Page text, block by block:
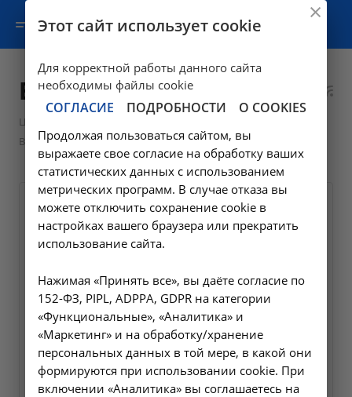
Вызов бригады СМП
Цены в Ангарске
Вызов бригады СМП
Вызов и осмотр
общепрофильной бригады
скорой медицинской
форме (свыше 10 км от
границы г.Иркутска-1 типа
удаленности) *
23.3
5000 ₽ Заказать услугу
Этот сайт использует cookie
Для корректной работы данного сайта
необходимы файлы cookie
СОГЛАСИЕ ПОДРОБНОСТИ О COOKIES
Продолжая пользоваться сайтом, вы
выражаете свое согласие на обработку ваших
статистических данных с использованием
метрических программ. В случае отказа вы
можете отключить сохранение cookie в
настройках вашего браузера или прекратить
использование сайта.
Нажимая «Принять все», вы даёте согласие по
152-ФЗ, PIPL, ADPPA, GDPR на категории
«Функциональные», «Аналитика» и
«Маркетинг» и на обработку/хранение
персональных данных в той мере, в какой они
формируются при использовании cookie. При
включении «Аналитика» вы соглашаетесь на